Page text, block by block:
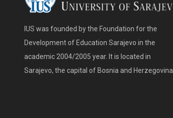
IUS was founded by the Foundation for the
Development of Education Sarajevo in the
academic 2004/2005 year. It is located in
Sarajevo, the capital of Bosnia and Herzegovina.